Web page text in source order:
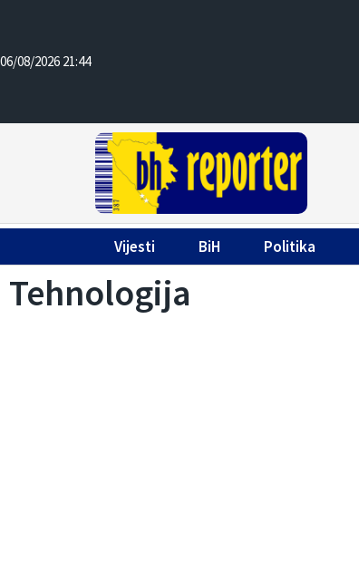
06/08/2026 21:44
Vijesti BiH Politika
Tehnologija